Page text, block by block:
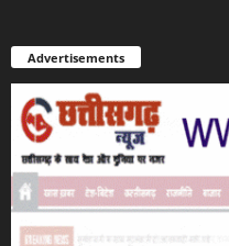
Advertisements